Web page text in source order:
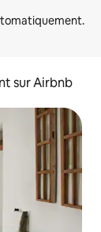
sur Airbnb